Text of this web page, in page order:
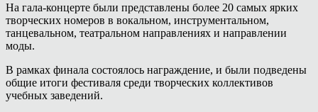
На гала-концерте были представлены более 20 самых ярких
творческих номеров в вокальном, инструментальном,
танцевальном, театральном направлениях и направлении
моды.
В рамках финала состоялось награждение, и были подведены
общие итоги фестиваля среди творческих коллективов
учебных заведений.